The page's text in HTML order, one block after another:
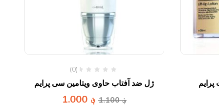
(0)
ژل ضد آفتاب حاوی ویتامین سی پرایم
؋1.100 ؋ 1.000